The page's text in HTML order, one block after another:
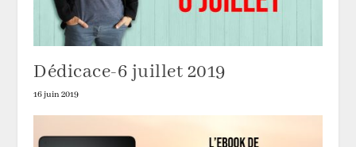
Dédicace-6 juillet 2019
16 juin 2019